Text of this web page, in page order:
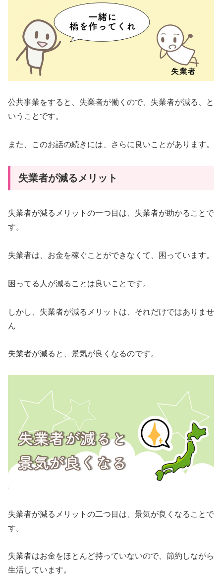
公共事業をすると、失業者が働くので、失業者が減る、と
いうことです。
また、このお話の続きには、さらに良いことがあります。
失業者が減るメリット
失業者が減るメリットの一つ目は、失業者が助かることで
す。
失業者は、お金を稼ぐことができなくて、困っています。
困ってる人が減ることは良いことです。
しかし、失業者が減るメリットは、それだけではありませ
ん
失業者が減ると、景気が良くなるのです。
失業者が減るメリットの二つ目は、景気が良くなることで
す。
失業者はお金をほとんど持っていないので、節約しながら
生活しています。